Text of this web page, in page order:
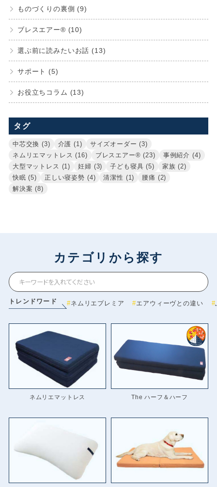
ものづくりの裏側 (9)
ブレスエアー® (10)
選ぶ前に読みたいお話 (13)
サポート (5)
お役立ちコラム (13)
タグ
中芯交換 (3) 介護 (1)
サイズオーダー (3)
ネムリエマットレス (16)
ブレスエアー® (23)
事例紹介 (4)
大型マットレス (1)
妊婦 (3) 子ども寝具 (5)
家族 (2)
快眠 (5)
正しい寝姿勢 (4) 清潔性 (1)
腰痛 (2)
解決案 (8)
カテゴリから探す
トレンドワード ネムリエプレミア エアウィーヴとの違い
ネムリエマットレス The ハーフ＆ハーフ